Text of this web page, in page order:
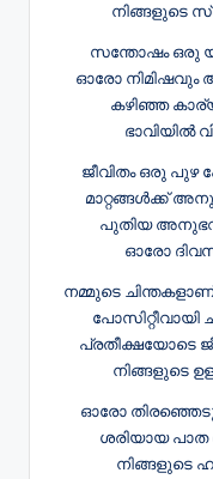
നിങ്ങളുടെ
സന്തോഷം ഒരു
ഓരോ നിമിഷവും
കഴിഞ്ഞ
ഭാവിയിൽ
ജീവിതം ഒരു പുഴ
മാറ്റങ്ങൾക്ക്
പുതിയ
ഓരോ
നമ്മുടെ
പോസിറ്റീവായി
പ്രതീക്ഷയോടെ
നിങ്ങളുടെ
ഓരോ
ശരിയായ പാത
നിങ്ങളുടെ